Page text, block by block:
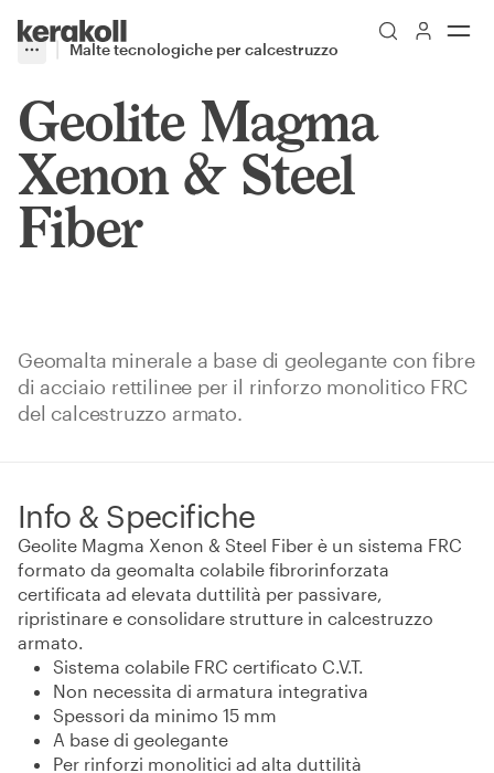
Go to Homepage
More
Toggle menu
Malte tecnologiche per calcestruzzo
Geolite Magma
Xenon & Steel
Fiber
Geomalta minerale a base di geolegante con fibre
di acciaio rettilinee per il rinforzo monolitico FRC
del calcestruzzo armato.
Info & Specifiche
Geolite Magma Xenon & Steel Fiber è un sistema FRC
formato da geomalta colabile fibrorinforzata
certificata ad elevata duttilità per passivare,
ripristinare e consolidare strutture in calcestruzzo
armato.
Sistema colabile FRC certificato C.V.T.
Non necessita di armatura integrativa
Spessori da minimo 15 mm
A base di geolegante
Per rinforzi monolitici ad alta duttilità